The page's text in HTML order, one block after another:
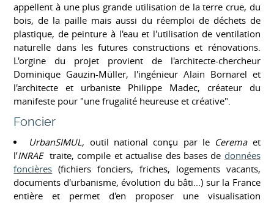
appellent à une plus grande utilisation de la terre crue, du
bois, de la paille mais aussi du réemploi de déchets de
plastique, de peinture à l'eau et l'utilisation de ventilation
naturelle dans les futures constructions et rénovations.
L'orgine du projet provient de l'architecte-chercheur
Dominique Gauzin-Müller, l'ingénieur Alain Bornarel et
l'architecte et urbaniste Philippe Madec, créateur du
manifeste pour "une frugalité heureuse et créative".
Foncier
UrbanSIMUL, outil national conçu par le Ceremaet
l’INRAE traite, compile et actualise des bases de données
foncières (fichiers fonciers, friches, logements vacants,
documents d'urbanisme, évolution du bâti...) sur la France
entière et permet d'en proposer une visualisation